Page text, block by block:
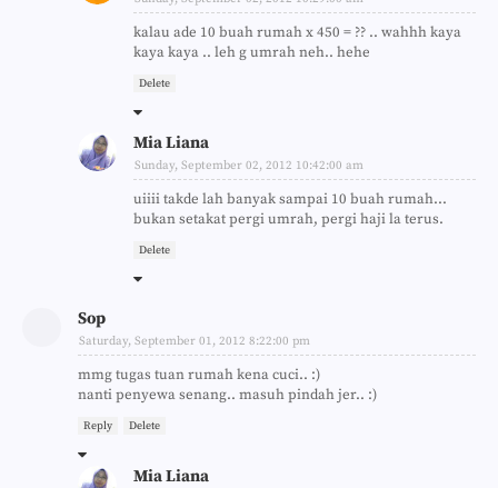
kalau ade 10 buah rumah x 450 = ?? .. wahhh kaya
kaya kaya .. leh g umrah neh.. hehe
Delete
Mia Liana
Sunday, September 02, 2012 10:42:00 am
uiiii takde lah banyak sampai 10 buah rumah...
bukan setakat pergi umrah, pergi haji la terus.
Delete
Sop
Saturday, September 01, 2012 8:22:00 pm
mmg tugas tuan rumah kena cuci.. :)
nanti penyewa senang.. masuh pindah jer.. :)
Reply Delete
Mia Liana